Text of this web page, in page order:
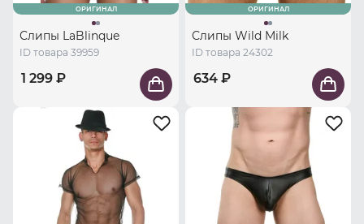
ОРИГИНАЛ
Слипы LaBlinque
ID товара 39959
1 299 ₽
ОРИГИНАЛ
Слипы Wild Milk
ID товара 24302
634 ₽